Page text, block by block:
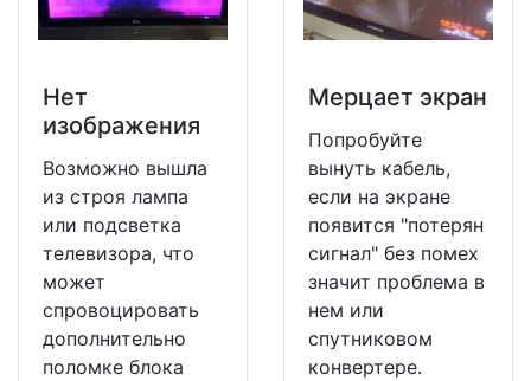
Нет
изображения
Возможно вышла
из строя лампа
или подсветка
телевизора, что
может
спровоцировать
дополнительно
поломке блока
Мерцает экран
Попробуйте
вынуть кабель,
если на экране
появится "потерян
сигнал" без помех
значит проблема в
нем или
спутниковом
конвертере.